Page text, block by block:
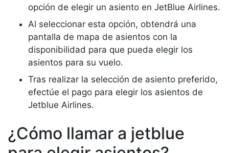
opción de elegir un asiento en JetBlue Airlines.
Al seleccionar esta opción, obtendrá una
pantalla de mapa de asientos con la
disponibilidad para que pueda elegir los
asientos para su vuelo.
Tras realizar la selección de asiento preferido,
efectúe el pago para elegir los asientos de
Jetblue Airlines.
¿Cómo llamar a jetblue